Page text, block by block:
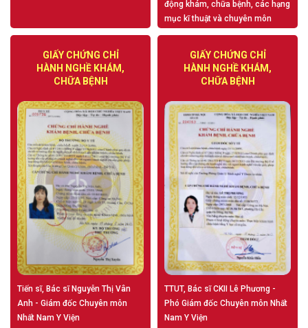
động khám, chữa bệnh, các hạng
mục kĩ thuật và chuyên môn
GIẤY CHỨNG CHỈ
HÀNH NGHỀ KHÁM,
CHỮA BỆNH
Tiến sĩ, Bác sĩ Nguyễn Thị Vân
Anh - Giám đốc Chuyên môn
Nhất Nam Y Viện
GIẤY CHỨNG CHỈ
HÀNH NGHỀ KHÁM,
CHỮA BỆNH
TTUT, Bác sĩ CKII Lê Phương -
Phó Giám đốc Chuyên môn Nhất
Nam Y Viện